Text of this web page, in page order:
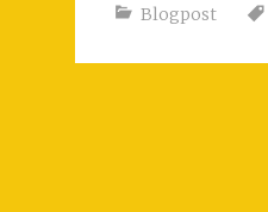
Blogpost